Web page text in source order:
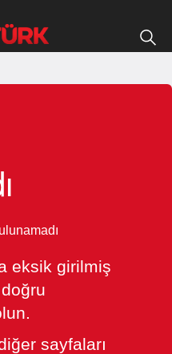
eksik girilmiş
sayfaları